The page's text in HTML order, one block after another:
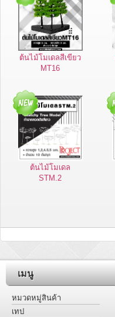
ต้นไม้โมเดลสีเขียว
MT16
ต้นไม้โมเดล
STM.2
เมนู
หมวดหมู่สินค้า
เทป